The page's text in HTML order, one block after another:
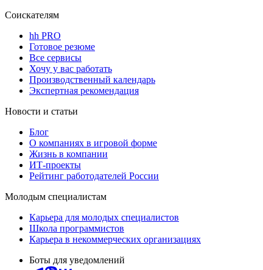
Соискателям
hh PRO
Готовое резюме
Все сервисы
Хочу у вас работать
Производственный календарь
Экспертная рекомендация
Новости и статьи
Блог
О компаниях в игровой форме
Жизнь в компании
ИТ-проекты
Рейтинг работодателей России
Молодым специалистам
Карьера для молодых специалистов
Школа программистов
Карьера в некоммерческих организациях
Боты для уведомлений